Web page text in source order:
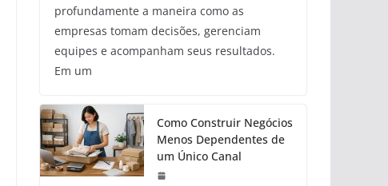
profundamente a maneira como as
empresas tomam decisões, gerenciam
equipes e acompanham seus resultados.
Em um
Como Construir Negócios
Menos Dependentes de
um Único Canal